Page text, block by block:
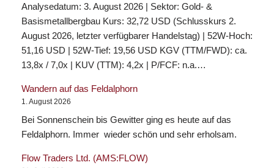
Analysedatum: 3. August 2026 | Sektor: Gold- &
Basismetallbergbau Kurs: 32,72 USD (Schlusskurs 2.
August 2026, letzter verfügbarer Handelstag) | 52W-Hoch:
51,16 USD | 52W-Tief: 19,56 USD KGV (TTM/FWD): ca.
13,8x / 7,0x | KUV (TTM): 4,2x | P/FCF: n.a.…
Wandern auf das Feldalphorn
1. August 2026
Bei Sonnenschein bis Gewitter ging es heute auf das
Feldalphorn. Immer wieder schön und sehr erholsam.
Flow Traders Ltd. (AMS:FLOW)